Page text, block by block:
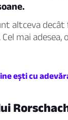
altceva
mai
ești cu